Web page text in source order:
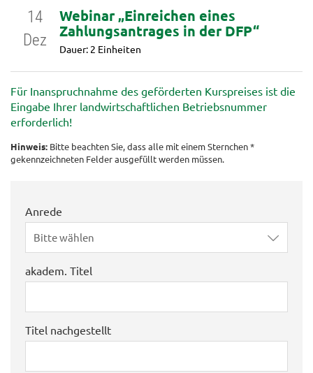
14
Dez
Webinar „Einreichen eines
Zahlungsantrages in der DFP“
Dauer: 2 Einheiten
Für Inanspruchnahme des geförderten Kurspreises ist die
Eingabe Ihrer landwirtschaftlichen Betriebsnummer
erforderlich!
Hinweis: Bitte beachten Sie, dass alle mit einem Sternchen *
gekennzeichneten Felder ausgefüllt werden müssen.
Anrede
Bitte wählen
akadem. Titel
Titel nachgestellt